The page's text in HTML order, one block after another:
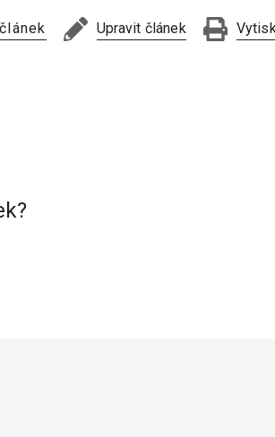
Upravit článek